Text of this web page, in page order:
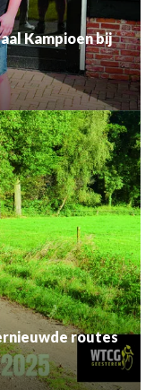
Kampioen bij
Heuvelen Classic met vernieuwde routes